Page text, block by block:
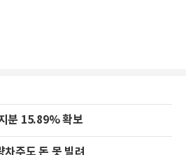
분 15.89% 확보